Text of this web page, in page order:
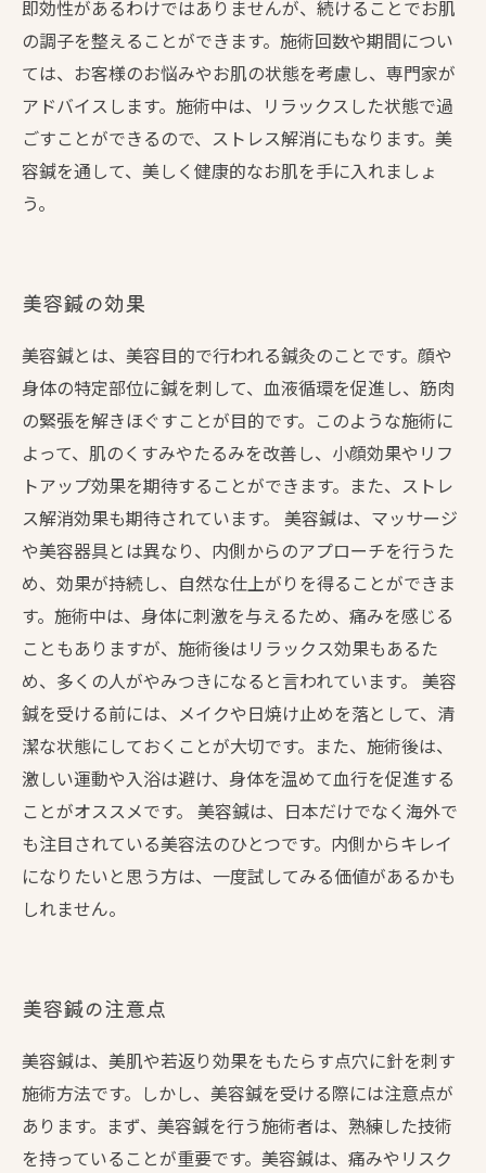
即効性があるわけではありませんが、続けることでお肌
の調子を整えることができます。施術回数や期間につい
ては、お客様のお悩みやお肌の状態を考慮し、専門家が
アドバイスします。施術中は、リラックスした状態で過
ごすことができるので、ストレス解消にもなります。美
容鍼を通して、美しく健康的なお肌を手に入れましょ
う。
美容鍼の効果
美容鍼とは、美容目的で行われる鍼灸のことです。顔や
身体の特定部位に鍼を刺して、血液循環を促進し、筋肉
の緊張を解きほぐすことが目的です。このような施術に
よって、肌のくすみやたるみを改善し、小顔効果やリフ
トアップ効果を期待することができます。また、ストレ
ス解消効果も期待されています。 美容鍼は、マッサージ
や美容器具とは異なり、内側からのアプローチを行うた
め、効果が持続し、自然な仕上がりを得ることができま
す。施術中は、身体に刺激を与えるため、痛みを感じる
こともありますが、施術後はリラックス効果もあるた
め、多くの人がやみつきになると言われています。 美容
鍼を受ける前には、メイクや日焼け止めを落として、清
潔な状態にしておくことが大切です。また、施術後は、
激しい運動や入浴は避け、身体を温めて血行を促進する
ことがオススメです。 美容鍼は、日本だけでなく海外で
も注目されている美容法のひとつです。内側からキレイ
になりたいと思う方は、一度試してみる価値があるかも
しれません。
美容鍼の注意点
美容鍼は、美肌や若返り効果をもたらす点穴に針を刺す
施術方法です。しかし、美容鍼を受ける際には注意点が
あります。まず、美容鍼を行う施術者は、熟練した技術
を持っていることが重要です。美容鍼は、痛みやリスク